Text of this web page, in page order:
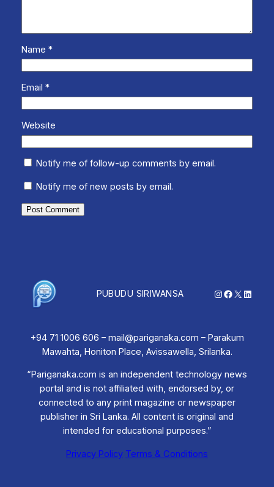
Name *
Email *
Website
Notify me of follow-up comments by email.
Notify me of new posts by email.
PUBUDU SIRIWANSA Instagram
Facebook
X
+94 71 1006 606 – mail@pariganaka.com – Parakum
Mawahta, Honiton Place, Avissawella, Srilanka.
“Pariganaka.com is an independent technology news
portal and is not affiliated with, endorsed by, or
connected to any print magazine or newspaper
publisher in Sri Lanka. All content is original and
intended for educational purposes.”
Privacy Policy Terms & Conditions